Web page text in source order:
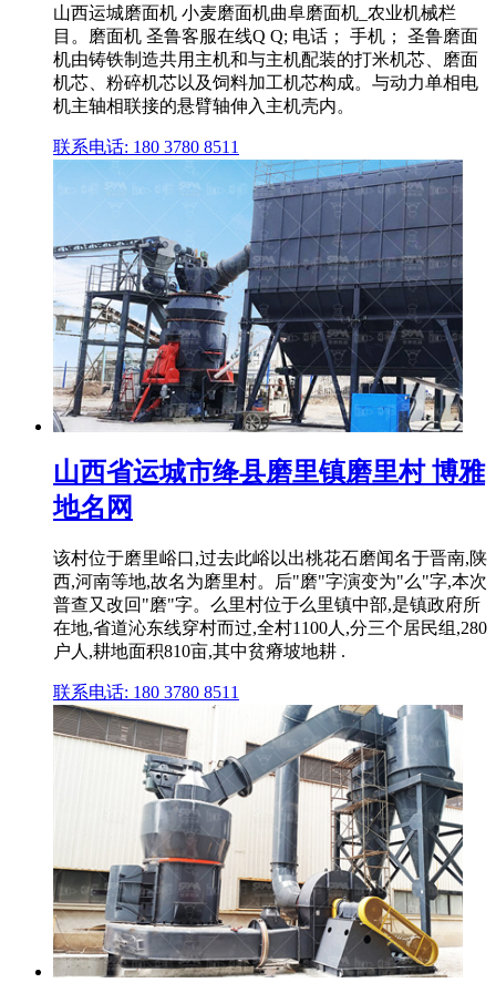
山西运城磨面机 小麦磨面机曲阜磨面机_农业机械栏
目。磨面机 圣鲁客服在线Q Q; 电话； 手机； 圣鲁磨面
机由铸铁制造共用主机和与主机配装的打米机芯、磨面
机芯、粉碎机芯以及饲料加工机芯构成。与动力单相电
机主轴相联接的悬臂轴伸入主机壳内。
联系电话: 180 3780 8511
山西省运城市绛县磨里镇磨里村 博雅
地名网
该村位于磨里峪口,过去此峪以出桃花石磨闻名于晋南,陕
西,河南等地,故名为磨里村。后"磨"字演变为"么"字,本次
普查又改回"磨"字。么里村位于么里镇中部,是镇政府所
在地,省道沁东线穿村而过,全村1100人,分三个居民组,280
户人,耕地面积810亩,其中贫瘠坡地耕 .
联系电话: 180 3780 8511